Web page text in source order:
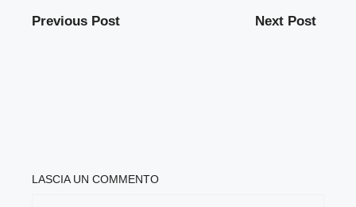
Previous Post Next Post
LASCIA UN COMMENTO